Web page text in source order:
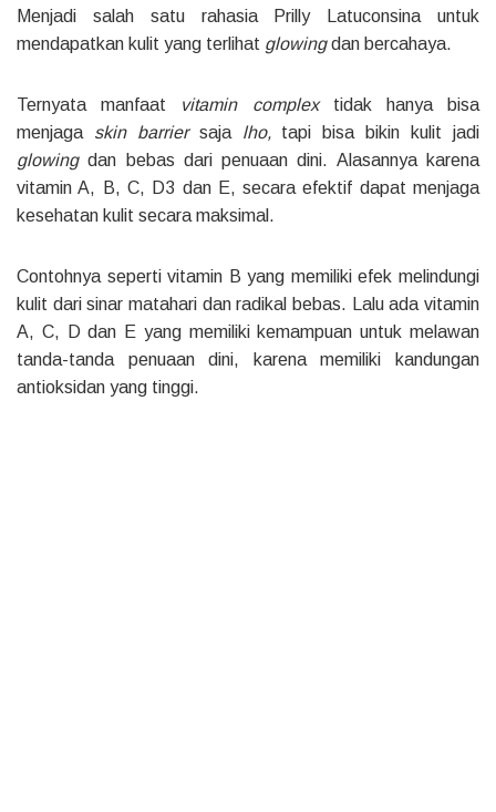
Menjadi salah satu rahasia Prilly Latuconsina untuk
mendapatkan kulit yang terlihat glowingdan bercahaya.
Ternyata manfaat vitamin complextidak hanya bisa
menjaga skin barriersaja lho,tapi bisa bikin kulit jadi
glowingdan bebas dari penuaan dini. Alasannya karena
vitamin A, B, C, D3 dan E, secara efektif dapat menjaga
kesehatan kulit secara maksimal.
Contohnya seperti vitamin B yang memiliki efek melindungi
kulit dari sinar matahari dan radikal bebas. Lalu ada vitamin
A, C, D dan E yang memiliki kemampuan untuk melawan
tanda-tanda penuaan dini, karena memiliki kandungan
antioksidan yang tinggi.